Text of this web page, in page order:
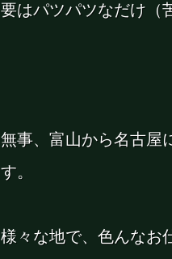
要はパツパツなだけ（
無事、富山から名古屋
す。
様々な地で、色んなお